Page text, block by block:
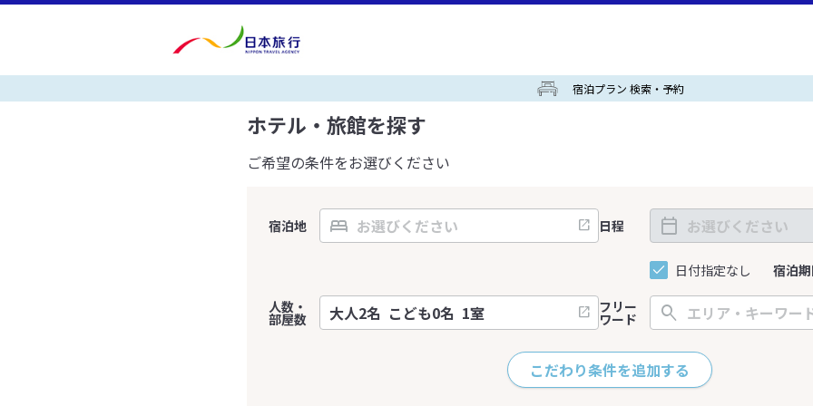
宿泊プラン 検索・予約
ホテル・旅館を探す
ご希望の条件をお選びください
宿泊地 日程
日付指定なし 宿泊
人数・
部屋数
フリー
ワード
こだわり条件を追加する